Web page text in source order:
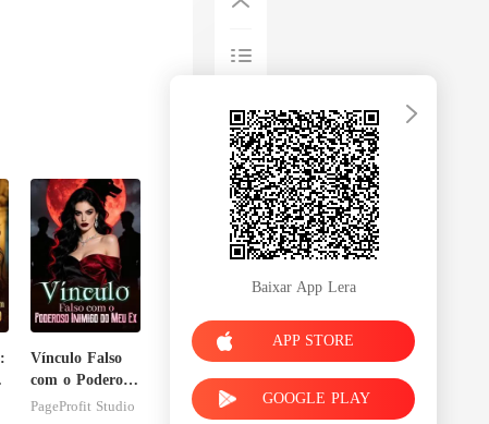
Vínculo Falso
com o Poderoso
Inimigo do Meu
PageProfit Studio
Baixar App Lera
APP STORE
GOOGLE PLAY